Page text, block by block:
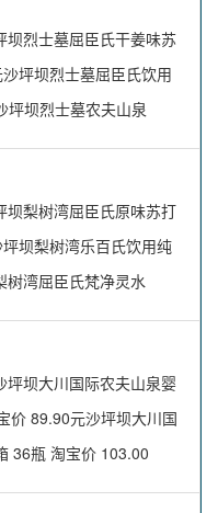
坝烈士墓屈臣氏干姜味苏
坪坝烈士墓屈臣氏饮用
坪坝烈士墓农夫山泉
坝梨树湾屈臣氏原味苏打
坝梨树湾乐百氏饮用纯
树湾屈臣氏梵净灵水
坪坝大川国际农夫山泉婴
价 89.90元沙坪坝大川国
36瓶 淘宝价 103.00